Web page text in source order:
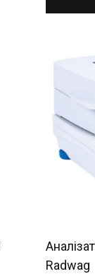
Radwag